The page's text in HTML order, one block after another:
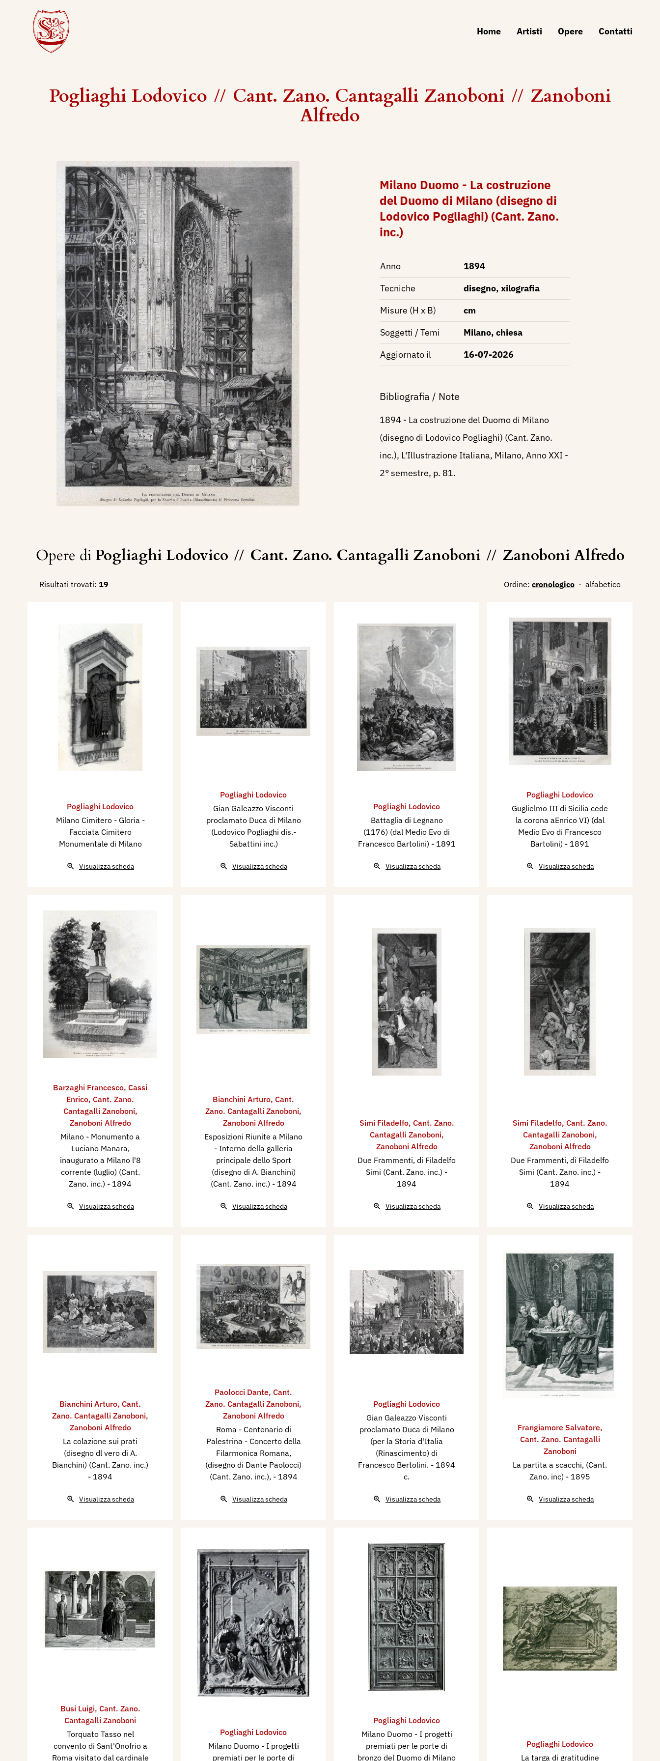
Home Artisti Opere Contatti
Pogliaghi Lodovico // Cant. Zano. Cantagalli Zanoboni // Zanoboni
Alfredo
Milano Duomo - La costruzione
del Duomo di Milano (disegno di
Lodovico Pogliaghi) (Cant. Zano.
inc.)
Anno
1894
Tecniche
disegno, xilografia
Misure (H x B)
cm
Soggetti / Temi
Milano, chiesa
Aggiornato il
16-07-2026
Bibliografia / Note
1894 - La costruzione del Duomo di Milano
(disegno di Lodovico Pogliaghi) (Cant. Zano.
inc.), L'Illustrazione Italiana, Milano, Anno XXI -
2° semestre, p. 81.
Opere diPogliaghi Lodovico // Cant. Zano. Cantagalli Zanoboni // Zanoboni Alfredo
Risultati trovati: 19 Ordine: cronologico - alfabetico
Pogliaghi Lodovico
Milano Cimitero - Gloria -
Facciata Cimitero
Monumentale di Milano
Visualizza scheda
Pogliaghi Lodovico
Gian Galeazzo Visconti
proclamato Duca di Milano
(Lodovico Pogliaghi dis.-
Sabattini inc.)
Visualizza scheda
Pogliaghi Lodovico
Battaglia di Legnano
(1176) (dal Medio Evo di
Francesco Bartolini) - 1891
Visualizza scheda
Pogliaghi Lodovico
Guglielmo III di Sicilia cede
la corona aEnrico VI) (dal
Medio Evo di Francesco
Bartolini) - 1891
Visualizza scheda
Barzaghi Francesco, Cassi
Enrico, Cant. Zano.
Cantagalli Zanoboni,
Zanoboni Alfredo
Milano - Monumento a
Luciano Manara,
inaugurato a Milano l'8
corrente (luglio) (Cant.
Zano. inc.) - 1894
Visualizza scheda
Bianchini Arturo, Cant.
Zano. Cantagalli Zanoboni,
Zanoboni Alfredo
Esposizioni Riunite a Milano
- Interno della galleria
principale dello Sport
(disegno di A. Bianchini)
(Cant. Zano. inc.) - 1894
Visualizza scheda
Simi Filadelfo, Cant. Zano.
Cantagalli Zanoboni,
Zanoboni Alfredo
Due Frammenti, di Filadelfo
Simi (Cant. Zano. inc.) -
1894
Visualizza scheda
Simi Filadelfo, Cant. Zano.
Cantagalli Zanoboni,
Zanoboni Alfredo
Due Frammenti, di Filadelfo
Simi (Cant. Zano. inc.) -
1894
Visualizza scheda
Bianchini Arturo, Cant.
Zano. Cantagalli Zanoboni,
Zanoboni Alfredo
La colazione sui prati
(disegno dl vero di A.
Bianchini) (Cant. Zano. inc.)
- 1894
Visualizza scheda
Paolocci Dante, Cant.
Zano. Cantagalli Zanoboni,
Zanoboni Alfredo
Roma - Centenario di
Palestrina - Concerto della
Filarmonica Romana,
(disegno di Dante Paolocci)
(Cant. Zano. inc.), - 1894
Visualizza scheda
Pogliaghi Lodovico
Gian Galeazzo Visconti
proclamato Duca di Milano
(per la Storia d'Italia
(Rinascimento) di
Francesco Bertolini. - 1894
c.
Visualizza scheda
Frangiamore Salvatore,
Cant. Zano. Cantagalli
Zanoboni
La partita a scacchi, (Cant.
Zano. inc) - 1895
Visualizza scheda
Busi Luigi, Cant. Zano.
Cantagalli Zanoboni
Torquato Tasso nel
convento di Sant'Onofrio a
Roma visitato dal cardinale
Pogliaghi Lodovico
Milano Duomo - I progetti
premiati per le porte di
Pogliaghi Lodovico
Milano Duomo - I progetti
premiati per le porte di
bronzo del Duomo di Milano
Pogliaghi Lodovico
La targa di gratitudine